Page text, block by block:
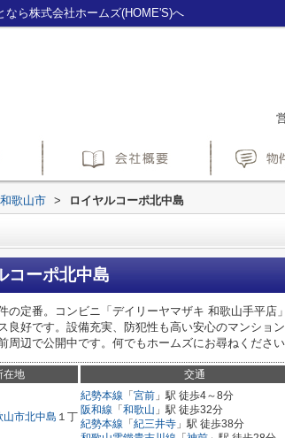
なら株式会社ホームズ(HOME'S)へ
和歌山市 > ロイヤルコーポ北中島
コーポ北中島
の定番。コンビニ「デイリーヤマザキ 和歌山手平店
良好です。設備充実、防犯性も高い安心のマンショ
周辺で公開中です。何でもホームズにお尋ねくださ
在地 交通
山市北中島 １丁
紀勢本線 「 宮前 」駅 徒歩4～8分
阪和線 「 和歌山 」駅 徒歩32分
紀勢本線 「 紀三井寺 」駅 徒歩38分